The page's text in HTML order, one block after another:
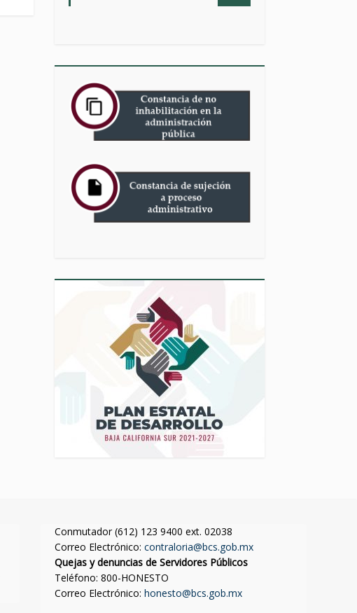
Conmutador (612) 123 9400 ext. 02038
Correo Electrónico:contraloria@bcs.gob.mx
Quejas y denuncias de Servidores Públicos
Teléfono: 800-HONESTO
Correo Electrónico:honesto@bcs.gob.mx